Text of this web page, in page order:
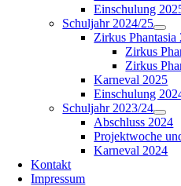
Einschulung
Schuljahr 2024/25
Zirkus Phantasia
Zirkus
Zirkus
Karneval 2025
Einschulung
Schuljahr 2023/24
Abschluss 2024
Projektwoche
Karneval 2024
Kontakt
Impressum